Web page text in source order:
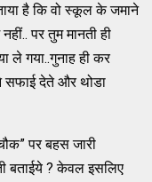
है कि वो स्कूल के जमाने
पर तुम मानती ही
ले गया..गुनाह ही कर
सफाई देते और थोडा
पर बहस जारी
बताईये ? केवल इसलिए